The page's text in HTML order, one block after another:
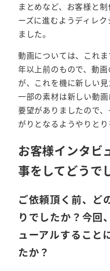
まとめなど、お客様と
ーズに進むようディレ
ました。
動画については、これ
年以上前のもので、動
が、これを機に新しい見
一部の素材は新しい動
要望がありましたので
がりとなるようやりとり
お客様インタ
事をしてどうで
ご依頼頂く前、ど
りでしたか？今回
ューアルすること
たか？